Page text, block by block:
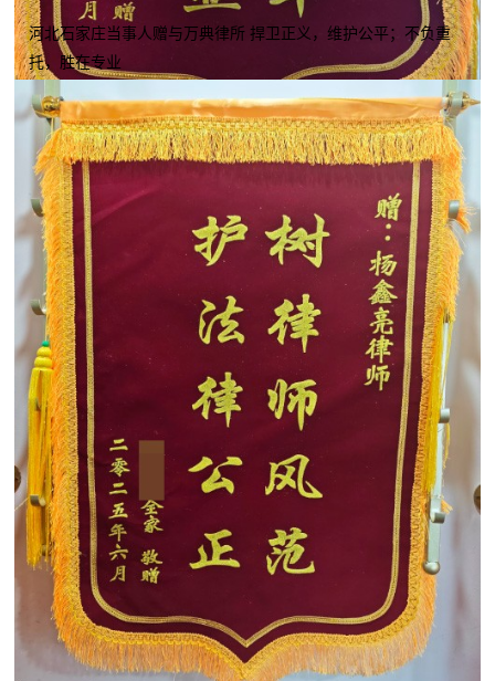
河北石家庄当事人赠与万典律所 捍卫正义，维护公平；不负重
托，胜在专业